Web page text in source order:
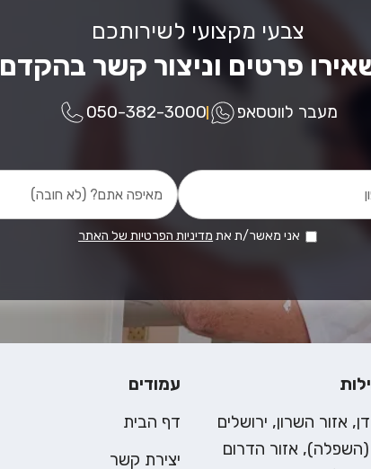
צבעי מקצועי לשירותכם
פרטים וניצור קשר בהקדם
מעבר לווטסאפ 050-382-3000
אני מאשר/ת את מדיניות הפרטיות של האתר
אזור השרון, ירושלים
אזור הדרום
עמודים
דף הבית
יצירת קשר